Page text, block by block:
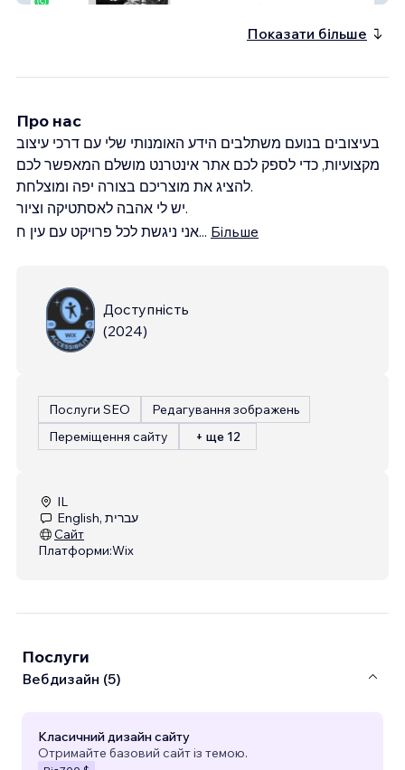
Показати більше
Про нас
בעיצובים בנועם משתלבים הידע האומנותי שלי עם דרכי עיצוב
מקצועיות, כדי לספק לכם אתר אינטרנט מושלם המאפשר לכם
להציג את מוצריכם בצורה יפה ומוצלחת.
יש לי אהבה לאסתטיקה וציור.
אני ניגשת לכל פרויקט עם עין ח... Більше
Доступність
(2024)
Послуги SEO
Редагування зображень
Переміщення сайту
+ ще 12
IL
English, עברית
Сайт
Платформи:Wix
Послуги
Вебдизайн (5)
Класичний дизайн сайту
Отримайте базовий сайт із темою.